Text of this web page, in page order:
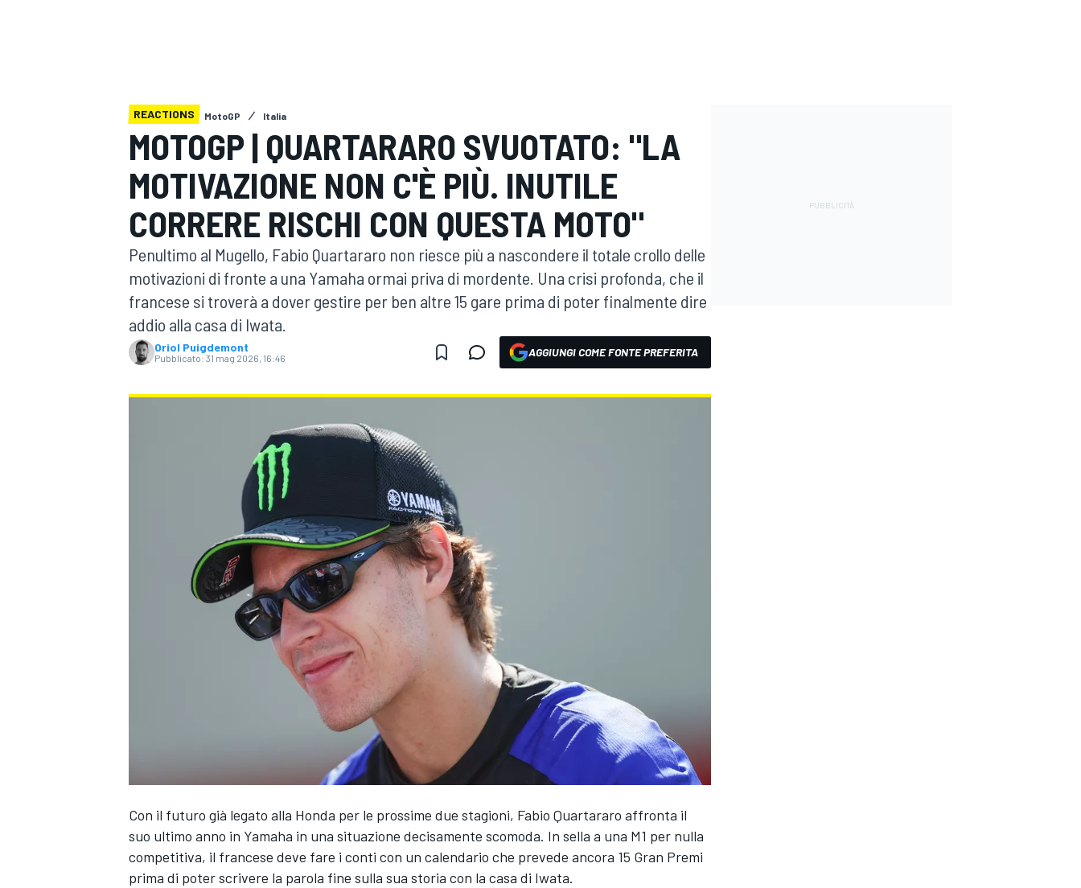
WRC
REACTIONS MotoGP Italia
MOTOGP | QUARTARARO SVUOTATO: "LA
MOTIVAZIONE NON C'È PIÙ. INUTILE
CORRERE RISCHI CON QUESTA MOTO"
Penultimo al Mugello, Fabio Quartararo non riesce più a nascondere il totale crollo delle
motivazioni di fronte a una Yamaha ormai priva di mordente. Una crisi profonda, che il
francese si troverà a dover gestire per ben altre 15 gare prima di poter finalmente dire
addio alla casa di Iwata.
Oriol Puigdemont
Pubblicato: 31 mag 2026, 16:46 AGGIUNGI COME FONTE PREFERITA
Con il futuro già legato alla Honda per le prossime due stagioni, Fabio Quartararo affronta il
suo ultimo anno in Yamaha in una situazione decisamente scomoda. In sella a una M1 per nulla
competitiva, il francese deve fare i conti con un calendario che prevede ancora 15 Gran Premi
prima di poter scrivere la parola fine sulla sua storia con la casa di Iwata.